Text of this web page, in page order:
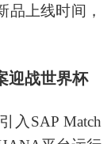
品上线时间，
迎战世界杯
入SAP Match